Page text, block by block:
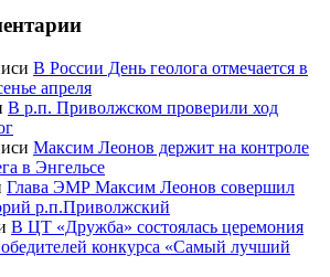
В России День геолога отмечается в
апреля
В р.п. Приволжском проверили ход
Максим Леонов держит на контроле
в Энгельсе
Глава ЭМР Максим Леонов совершил
р.п.Приволжский
В ЦТ «Дружба» состоялась церемония
конкурса «Самый лучший